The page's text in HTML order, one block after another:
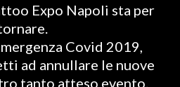
Expo Napoli sta per
Covid 2019,
ad annullare le nuove
tanto atteso evento.